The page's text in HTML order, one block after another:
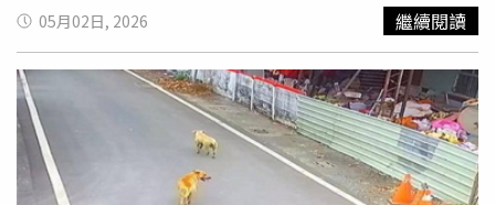
安排至特約動物醫院進行血液、影像及行為壓力評估。苗栗
縣政府強調，動物保護案件將依事證嚴謹認定，不以外觀是
否有明顯傷勢為唯一判斷標準。後續將依醫療檢查及行為評
估結果，釐清犬隻受傷與受壓情形，如符合相關要件，將依
法辦理沒入及後續安置，持續維護動物福祉。
大象新聞）事故發生後，男童臉部與頸部遭嚴重咬傷，緊急
送醫接受手術治療，其中臉部傷口縫合近50針。經醫療處置
母親指出，雖然孩子目前傷口已無明顯疼痛，但臉部留下疤
痕的可能性高，且心理層面也受到影響，現在只要看到體型
較大的狗隻，就會出現明顯恐懼反應。至於咬人的哈士奇，
男童母親表示已被「處理」。
05月02日, 2026 繼續閱讀